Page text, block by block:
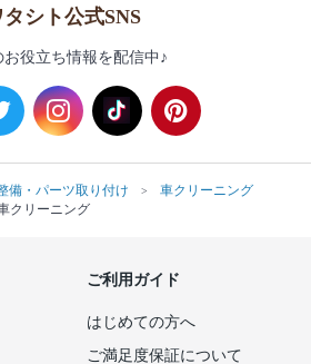
タシト公式SNS
お役立ち情報を配信中♪
備・パーツ取り付け
車クリーニング
クリーニング
ご利用ガイド
はじめての方へ
ご満足度保証について